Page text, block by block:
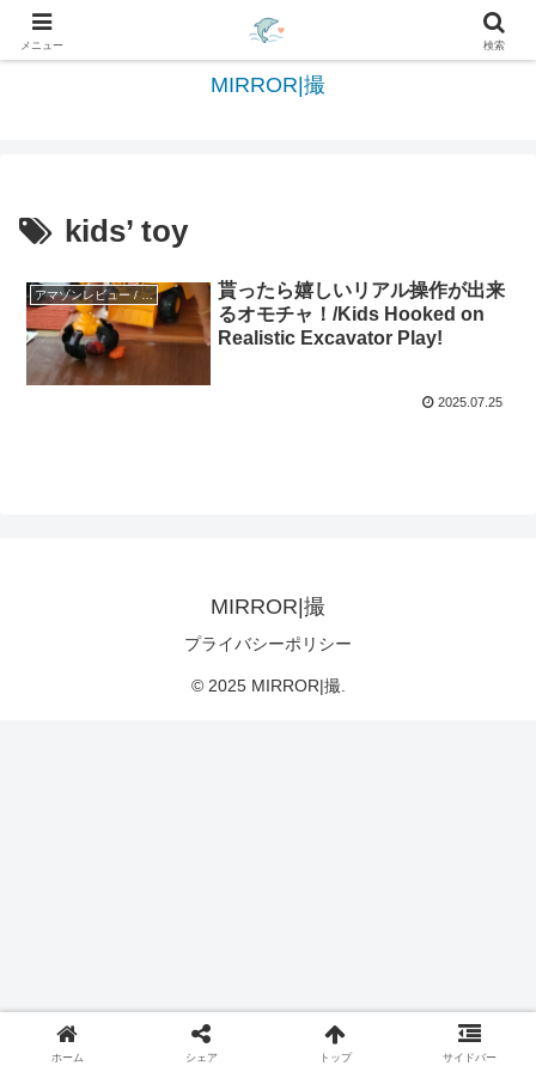
日々を綴る＆写真を切撮る世界へようこそ
MIRROR|撮
kids’ toy
アマゾンレビュー / Amazon reviews
貰ったら嬉しいリアル操作が出来
るオモチャ！/Kids Hooked on
Realistic Excavator Play!
2025.07.25
MIRROR|撮
プライバシーポリシー
© 2025 MIRROR|撮.
メニュー 検索
ホーム シェア トップ サイドバー